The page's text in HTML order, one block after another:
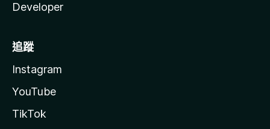
Developer
追蹤
Instagram
YouTube
TikTok